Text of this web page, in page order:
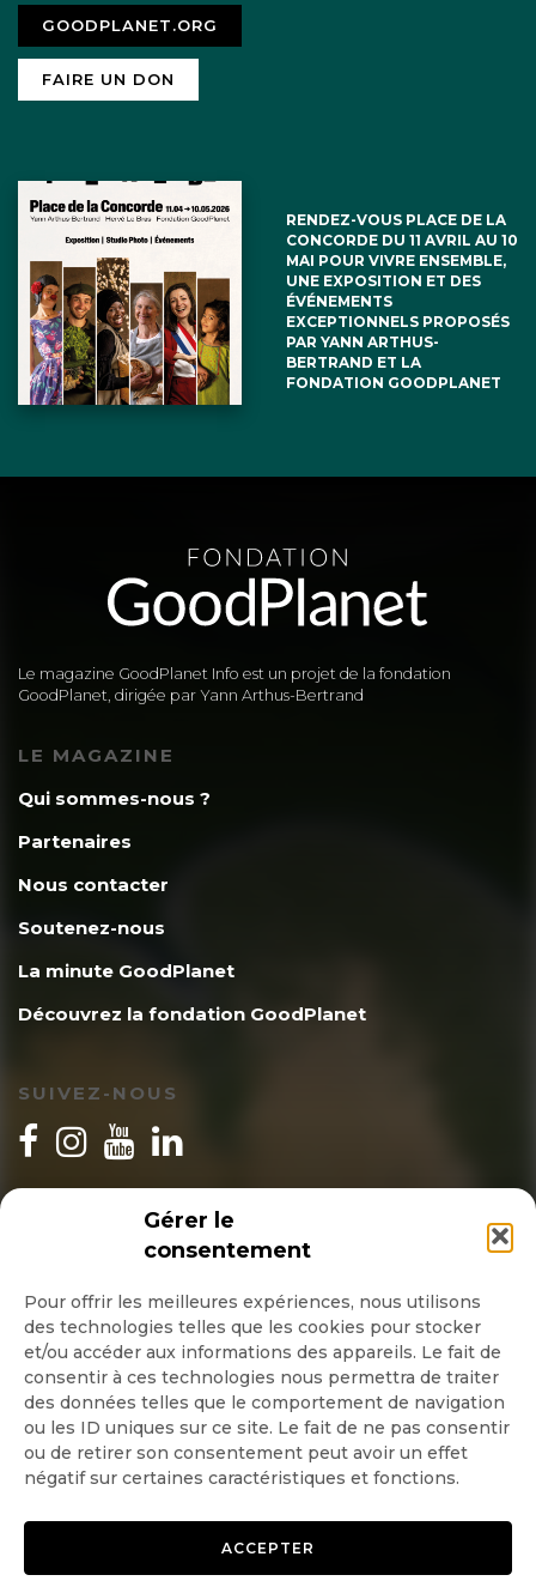
Gérer le
consentement
Pour offrir les meilleures expériences, nous utilisons
des technologies telles que les cookies pour stocker
et/ou accéder aux informations des appareils. Le fait de
consentir à ces technologies nous permettra de traiter
des données telles que le comportement de navigation
ou les ID uniques sur ce site. Le fait de ne pas consentir
ou de retirer son consentement peut avoir un effet
négatif sur certaines caractéristiques et fonctions.
ACCEPTER
GOODPLANET.ORG
FAIRE UN DON
RENDEZ-VOUS PLACE DE LA
CONCORDE DU 11 AVRIL AU 10
MAI POUR VIVRE ENSEMBLE,
UNE EXPOSITION ET DES
ÉVÉNEMENTS
EXCEPTIONNELS PROPOSÉS
PAR YANN ARTHUS-
BERTRAND ET LA
FONDATION GOODPLANET
Le magazine GoodPlanet Info est un projet de la fondation
GoodPlanet, dirigée par Yann Arthus-Bertrand
LE MAGAZINE
Qui sommes-nous ?
Partenaires
Nous contacter
Soutenez-nous
La minute GoodPlanet
Découvrez la fondation GoodPlanet
SUIVEZ-NOUS
INSCRIPTION NEWSLETTER
Quotidienne
Hebdo
OK